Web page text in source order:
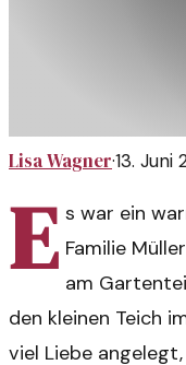
Lisa Wagner·13. Juni
E s war ein
Familie
am
den kleinen Teich
viel Liebe